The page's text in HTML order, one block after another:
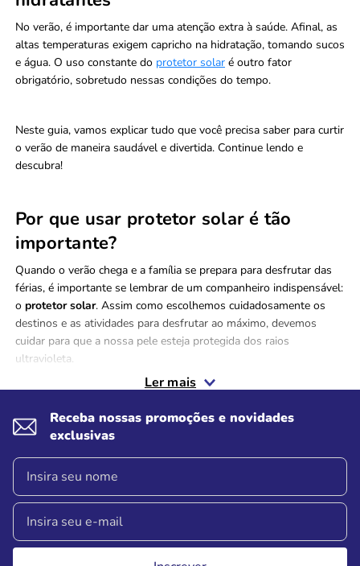
No verão, é importante dar uma atenção extra à saúde. Afinal, as
altas temperaturas exigem capricho na hidratação, tomando sucos
e água. O uso constante do protetor solar é outro fator
obrigatório, sobretudo nessas condições do tempo.
Neste guia, vamos explicar tudo que você precisa saber para curtir
o verão de maneira saudável e divertida. Continue lendo e
descubra!
Por que usar protetor solar é tão
importante?
Quando o verão chega e a família se prepara para desfrutar das
férias, é importante se lembrar de um companheiro indispensável:
o protetor solar. Assim como escolhemos cuidadosamente os
destinos e as atividades para desfrutar ao máximo, devemos
cuidar para que a nossa pele esteja protegida dos raios
ultravioleta.
Ao contrário do bronzeador, que pode dar a falsa impressão de
um bronzeado saudável, o protetor solar age de maneira a
prevenir danos causados pela exposição excessiva ao sol. Então,
antes de calçar o chinelo e se jogar nas atividades ao ar livre,
lembre-se de aplicar o protetor solar generosamente.
O que beber no verão para manter o
corpo hidratado?
Ler mais
Receba nossas promoções e novidades
exclusivas